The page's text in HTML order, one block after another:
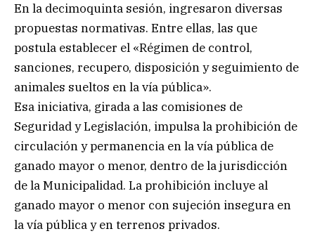
En la decimoquinta sesión, ingresaron diversas
propuestas normativas. Entre ellas, las que
postula establecer el «Régimen de control,
sanciones, recupero, disposición y seguimiento de
animales sueltos en la vía pública».
Esa iniciativa, girada a las comisiones de
Seguridad y Legislación, impulsa la prohibición de
circulación y permanencia en la vía pública de
ganado mayor o menor, dentro de la jurisdicción
de la Municipalidad. La prohibición incluye al
ganado mayor o menor con sujeción insegura en
la vía pública y en terrenos privados.